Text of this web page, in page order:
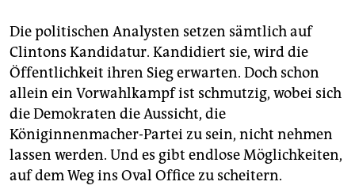
Die politischen Analysten setzen sämtlich auf
Clintons Kandidatur. Kandidiert sie, wird die
Öffentlichkeit ihren Sieg erwarten. Doch schon
allein ein Vorwahlkampf ist schmutzig, wobei sich
die Demokraten die Aussicht, die
Königinnenmacher-Partei zu sein, nicht nehmen
lassen werden. Und es gibt endlose Möglichkeiten,
auf dem Weg ins Oval Office zu scheitern.